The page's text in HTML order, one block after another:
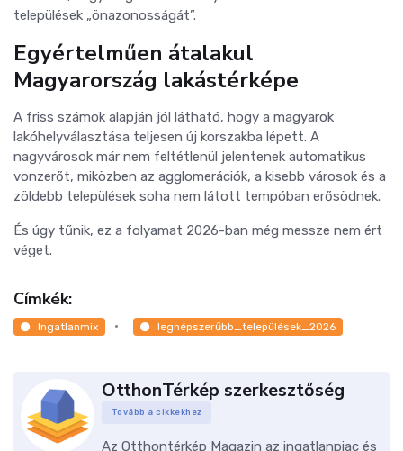
települések „önazonosságát”.
Egyértelműen átalakul
Magyarország lakástérképe
A friss számok alapján jól látható, hogy a magyarok
lakóhelyválasztása teljesen új korszakba lépett. A
nagyvárosok már nem feltétlenül jelentenek automatikus
vonzerőt, miközben az agglomerációk, a kisebb városok és a
zöldebb települések soha nem látott tempóban erősödnek.
És úgy tűnik, ez a folyamat 2026-ban még messze nem ért
véget.
Címkék:
Ingatlanmix legnépszerűbb_települések_2026
OtthonTérkép szerkesztőség
Tovább a cikkekhez
Az Otthontérkép Magazin az ingatlanpiac és